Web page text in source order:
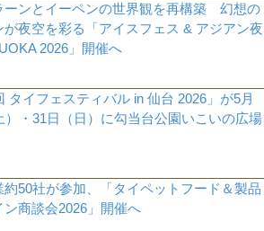
ーンとイーペンの世界観を再構築 幻想の
が夜空を彩る「アイスフェス & アジアン夜
2026」開催へ
タイフェスティバル in 仙台 2026」が5月
）・31日（日）に勾当台公園いこいの広場
約50社が参加、「タイペットフード＆製品
ン商談会2026」開催へ